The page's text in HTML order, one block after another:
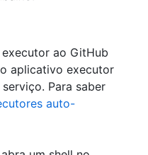
ao GitHub
aplicativo executor
Para saber
auto-